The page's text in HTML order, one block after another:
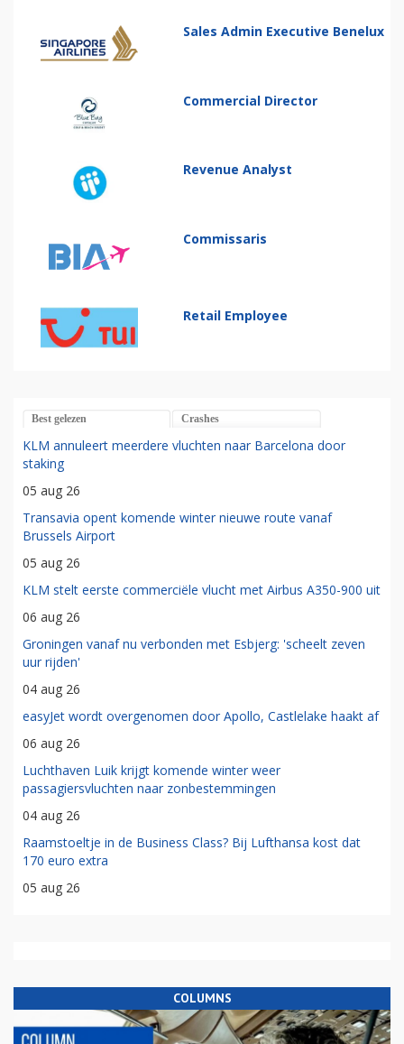
Sales Admin Executive Benelux
Commercial Director
Revenue Analyst
Commissaris
Retail Employee
Best gelezen Crashes
KLM annuleert meerdere vluchten naar Barcelona door
staking
05 aug 26
Transavia opent komende winter nieuwe route vanaf
Brussels Airport
05 aug 26
KLM stelt eerste commerciële vlucht met Airbus A350-900 uit
06 aug 26
Groningen vanaf nu verbonden met Esbjerg: 'scheelt zeven
uur rijden'
04 aug 26
easyJet wordt overgenomen door Apollo, Castlelake haakt af
06 aug 26
Luchthaven Luik krijgt komende winter weer
passagiersvluchten naar zonbestemmingen
04 aug 26
Raamstoeltje in de Business Class? Bij Lufthansa kost dat
170 euro extra
05 aug 26
COLUMNS